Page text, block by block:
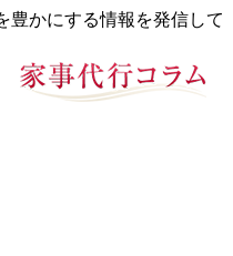
豊かにする情報を発信して